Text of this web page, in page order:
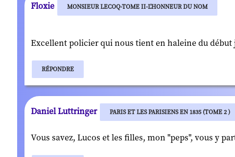
Floxie MONSIEUR LECOQ-TOME II-L'HONNEUR DU NOM
Excellent policier qui nous tient en haleine du
RÉPONDRE
Daniel Luttringer PARIS ET LES PARISIENS EN 1835 (TOME 2 )
Vous savez, Lucos et les filles, mon "peps", vous y